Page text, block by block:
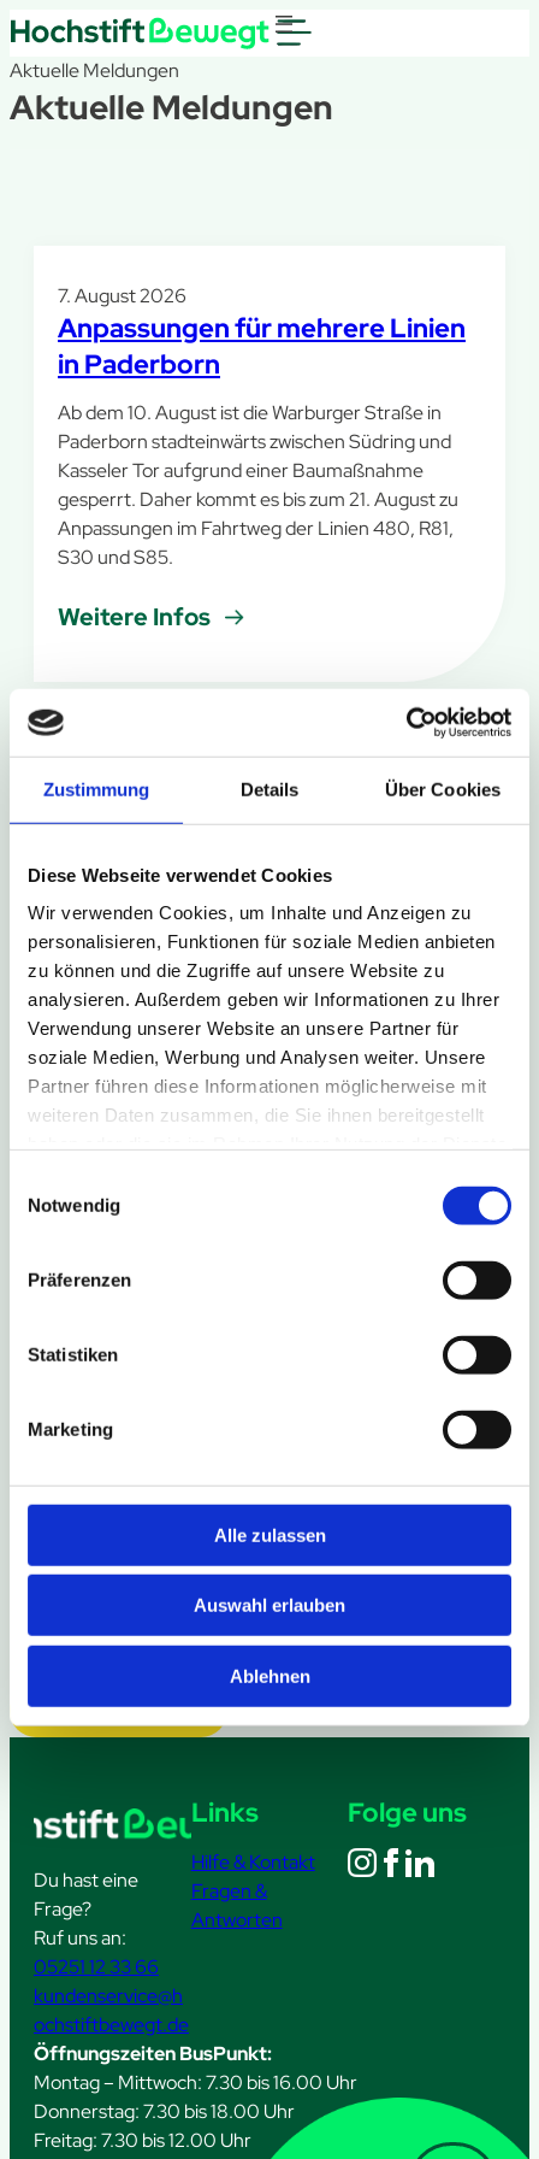
Zustimmung Details Über Cookies
Diese Webseite verwendet Cookies
Wir verwenden Cookies, um Inhalte und Anzeigen zu
personalisieren, Funktionen für soziale Medien anbieten
zu können und die Zugriffe auf unsere Website zu
analysieren. Außerdem geben wir Informationen zu Ihrer
Verwendung unserer Website an unsere Partner für
soziale Medien, Werbung und Analysen weiter. Unsere
Partner führen diese Informationen möglicherweise mit
weiteren Daten zusammen, die Sie ihnen bereitgestellt
Notwendig
Präferenzen
Statistiken
Marketing
Alle zulassen
Auswahl erlauben
Ablehnen
Aktuelle Meldungen
Aktuelle Meldungen
7. August 2026
Anpassungen für mehrere Linien
in Paderborn
Ab dem 10. August ist die Warburger Straße in
Paderborn stadteinwärts zwischen Südring und
Kasseler Tor aufgrund einer Baumaßnahme
gesperrt. Daher kommt es bis zum 21. August zu
Anpassungen im Fahrtweg der Linien 480, R81,
S30 und S85.
Weitere Infos
Kurze Umleitung in Bad Driburg-
Im Rahmen des Schützenfestes in Bad Driburg-
Neuenheerse kommt es am Wochenende zu
kurzzeitigen Sperrungen der Haltestellen
Neuenheerse Siedlung und Neuenheerse Kiche.
Weitere Infos
B1-Sperrung führt zu Umleitung
Aufgrund einer Fahrbahn-Sanierung ist die B1 in
Fahrtrichtung Salzkotten vom 6. August bis zum
16. Oktober 2026 gesperrt. Die Linien S90, 490,
eine Umleitungsstrecke.
Weitere Infos
Weitere Meldungen
Du hast eine
Frage?
Ruf uns an:
05251 12 33 66
kundenservice@h
ochstiftbewegt.de
Links
Hilfe & Kontakt
Fragen &
Antworten
Folge uns
Öffnungszeiten BusPunkt:
Montag – Mittwoch: 7.30 bis 16.00 Uhr
Donnerstag: 7.30 bis 18.00 Uhr
Freitag: 7.30 bis 12.00 Uhr